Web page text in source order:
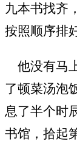
九本书找齐
按照顺序排
他没有马
了顿菜汤泡
息了半个时
书馆，拾起